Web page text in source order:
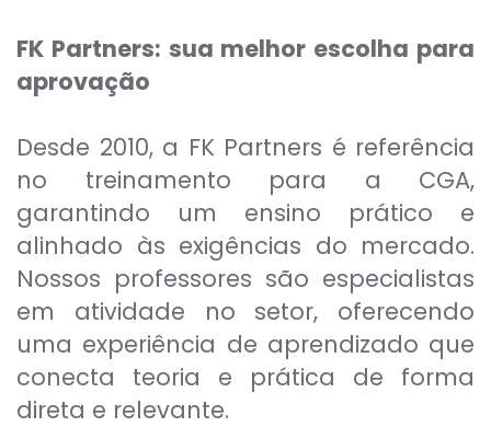
FK Partners: sua melhor escolha para
aprovação
Desde 2010, a FK Partners é referência
no treinamento para a CGA,
garantindo um ensino prático e
alinhado às exigências do mercado.
Nossos professores são especialistas
em atividade no setor, oferecendo
uma experiência de aprendizado que
conecta teoria e prática de forma
direta e relevante.